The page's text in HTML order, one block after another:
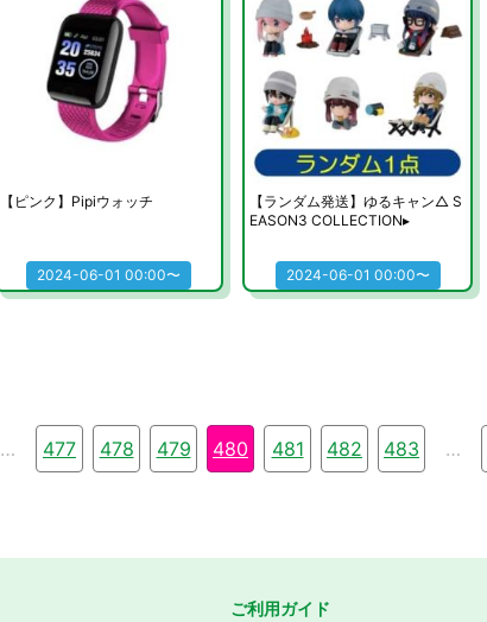
【ピンク】Pipiウォッチ
2024-06-01 00:00〜
【ランダム発送】ゆるキャン△ S
EASON3 COLLECTION▸
2024-06-01 00:00〜
… 477 478 479 480 481 482 483 …
ご利用ガイド